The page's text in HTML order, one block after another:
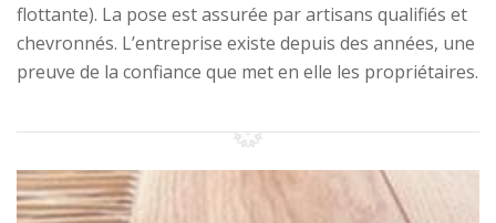
flottante). La pose est assurée par artisans qualifiés et
chevronnés. L’entreprise existe depuis des années, une
preuve de la confiance que met en elle les propriétaires.